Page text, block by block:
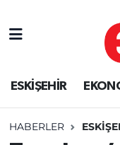
ESKİŞEHİR
HABERLER